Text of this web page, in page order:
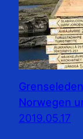
Norwegen
2019.05.17